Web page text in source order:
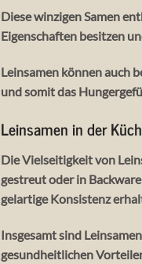
Diese winzigen Samen
Eigenschaften besitzen
Leinsamen können auch
und somit das
Leinsamen in der
Die Vielseitigkeit von
gestreut oder in
gelartige Konsistenz
Insgesamt sind
gesundheitlichen